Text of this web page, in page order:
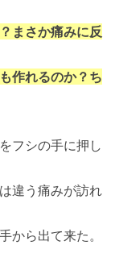
まさか痛みに反
作れるのか？ち
フシの手に押し
違う痛みが訪れ
から出て来た。